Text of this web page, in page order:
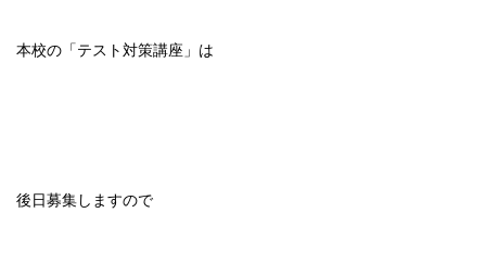
本校の「テスト対策講座」は
後日募集しますので